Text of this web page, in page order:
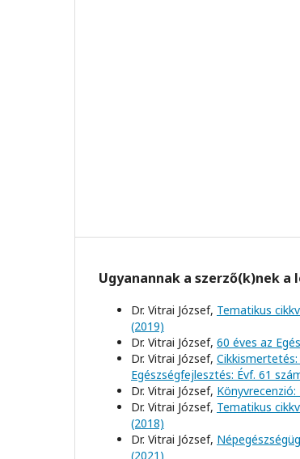
Ugyanannak a szerző(k)nek
Dr. Vitrai József, Tematikus
(2019)
Dr. Vitrai József, 60 éves az
Dr. Vitrai József,
Egészségfejlesztés: Évf. 61
Dr. Vitrai József,
Dr. Vitrai József, Tematikus
(2018)
Dr. Vitrai József,
(2021)